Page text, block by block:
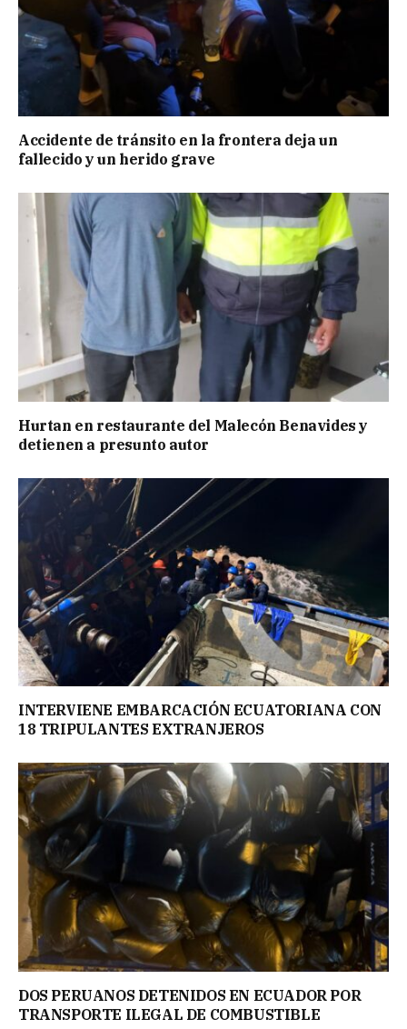
Accidente de tránsito en la frontera deja un
fallecido y un herido grave
Hurtan en restaurante del Malecón Benavides y
detienen a presunto autor
INTERVIENE EMBARCACIÓN ECUATORIANA CON
18 TRIPULANTES EXTRANJEROS
DOS PERUANOS DETENIDOS EN ECUADOR POR
TRANSPORTE ILEGAL DE COMBUSTIBLE